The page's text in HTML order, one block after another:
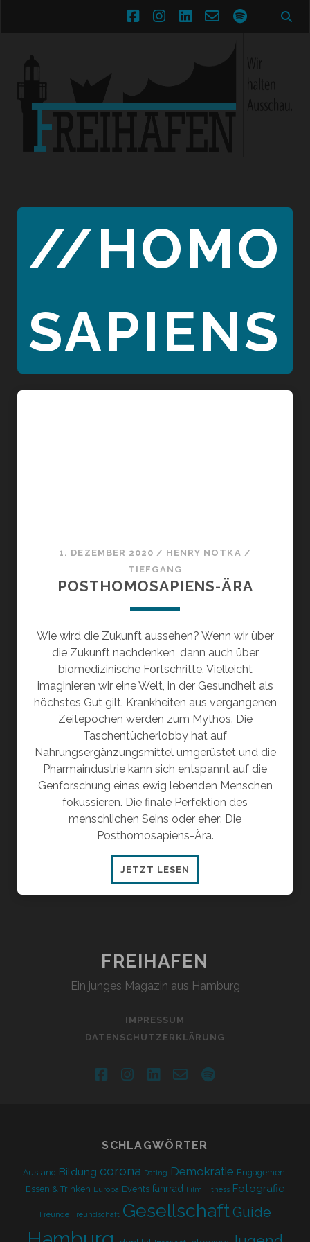
facebookinstagram
linkedin
email-spotify
//HOMO
SAPIENS
1. DEZEMBER 2020 / HENRY NOTKA /
TIEFGANG
POSTHOMOSAPIENS-ÄRA
Wie wird die Zukunft aussehen? Wenn wir über
die Zukunft nachdenken, dann auch über
biomedizinische Fortschritte. Vielleicht
imaginieren wir eine Welt, in der Gesundheit als
höchstes Gut gilt. Krankheiten aus vergangenen
Zeitepochen werden zum Mythos. Die
Taschentücherlobby hat auf
Nahrungsergänzungsmittel umgerüstet und die
Pharmaindustrie kann sich entspannt auf die
Genforschung eines ewig lebenden Menschen
fokussieren. Die finale Perfektion des
menschlichen Seins oder eher: Die
Posthomosapiens-Ära.
JETZT LESEN
ÄRA
FREIHAFEN
Ein junges Magazin aus Hamburg
IMPRESSUM
DATENSCHUTZERKLÄRUNG
facebookinstagram
linkedin
email-spotify
SCHLAGWÖRTER
Ausland Bildung corona Dating Demokratie Engagement
Essen & Trinken Europa Events fahrrad Film Fitness Fotografie
Freunde Freundschaft GesellschaftGuide